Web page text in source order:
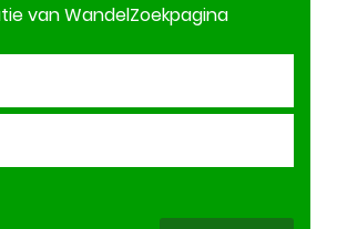
van WandelZoekpagina